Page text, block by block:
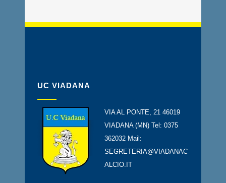
UC VIADANA
VIA AL PONTE, 21 46019
VIADANA (MN) Tel: 0375
362032 Mail:
SEGRETERIA@VIADANAC
ALCIO.IT